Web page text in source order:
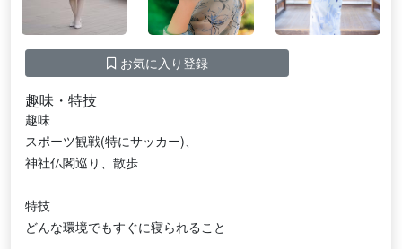
お気に入り登録
趣味・特技
趣味
スポーツ観戦(特にサッカー)、
神社仏閣巡り、散歩
特技
どんな環境でもすぐに寝られること